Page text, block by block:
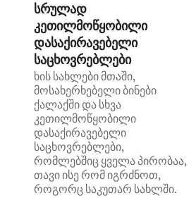
სრულად
კეთილმოწყობილი
დასაქირავებელი
საცხოვრებლები
ხის სახლები მთაში,
მოსახერხებელი ბინები
ქალაქში და სხვა
კეთილმოწყობილი
დასაქირავებელი
საცხოვრებლები,
რომლებშიც ყველა პირობაა,
თავი ისე რომ იგრძნოთ,
როგორც საკუთარ სახლში.